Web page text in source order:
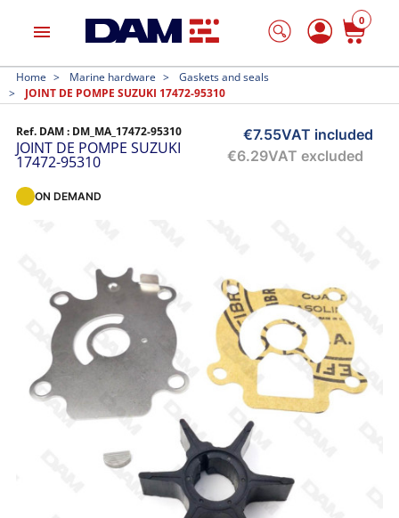
menu
0
Home Marine hardware
Gaskets and seals
JOINT DE POMPE SUZUKI 17472-95310
Ref. DAM : DM_MA_17472-95310
JOINT DE POMPE SUZUKI
17472-95310
€7.55VAT included
€6.29VAT excluded
ON DEMAND